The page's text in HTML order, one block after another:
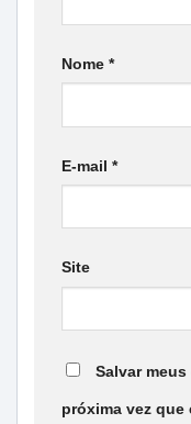
Nome *
E-mail *
Site
Salvar
próxima vez que